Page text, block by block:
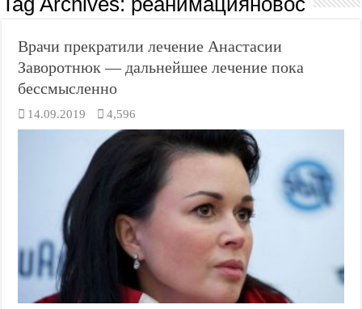
Врачи прекратили лечение Анастасии
Заворотнюк — дальнейшее лечение пока
бессмысленно
14.09.2019 4,596